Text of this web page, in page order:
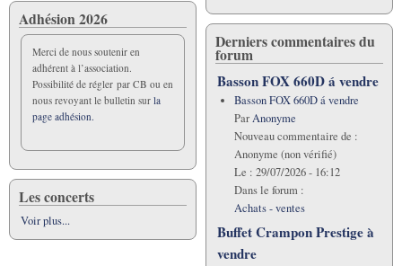
Adhésion 2026
Merci de nous soutenir en
adhérent à l’association.
Possibilité de régler par CB ou en
nous revoyant le bulletin sur la
page adhésion.
Les concerts
Voir plus...
Derniers commentaires du
forum
Basson FOX 660D á vendre
Basson FOX 660D á vendre
ParAnonyme
Nouveau commentaire de :
Anonyme (non vérifié)
Le : 29/07/2026 - 16:12
Dans le forum :
Achats - ventes
Buffet Crampon Prestige à
vendre